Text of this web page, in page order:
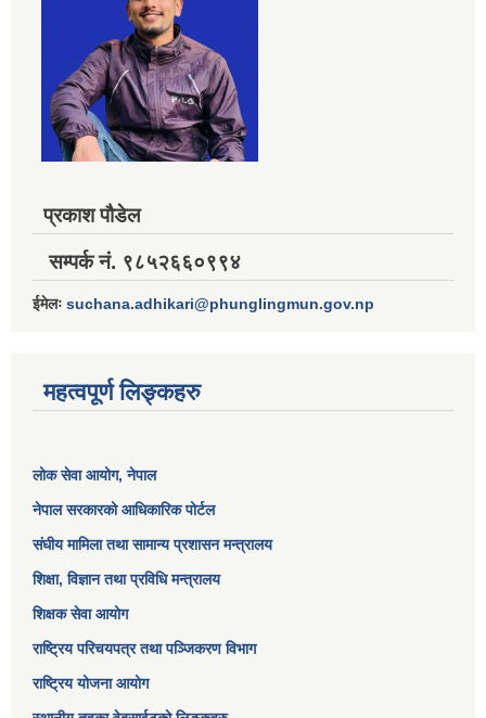
प्रकाश पौडेल
सम्पर्क नं. ९८५२६६०९९४
ईमेलः suchana.adhikari@phunglingmun.gov.np
महत्वपूर्ण लिङ्कहरु
लोक सेवा आयोग, नेपाल
नेपाल सरकारको आधिकारिक पोर्टल
संघीय मामिला तथा सामान्य प्रशासन मन्त्रालय
शिक्षा, विज्ञान तथा प्रविधि मन्त्रालय
शिक्षक सेवा आयोग
राष्ट्रिय परिचयपत्र तथा पञ्जिकरण विभाग
राष्ट्रिय योजना आयोग